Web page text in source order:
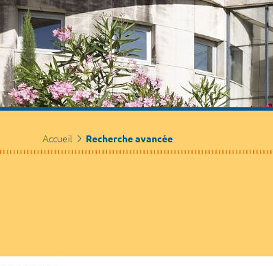
Accueil Recherche avancée